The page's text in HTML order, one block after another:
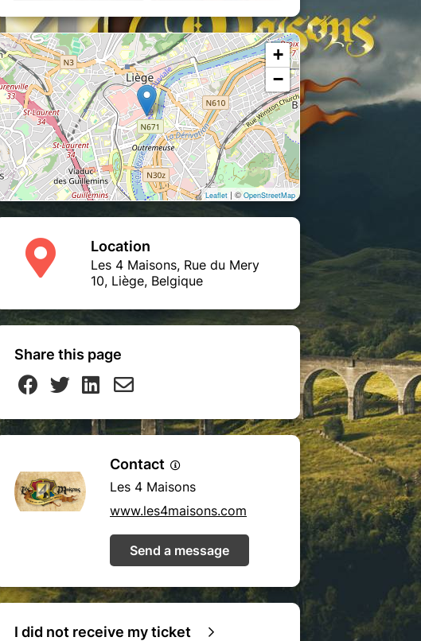
+
−
Leaflet | ©OpenStreetMap
Location
Les 4 Maisons, Rue du Mery
10, Liège, Belgique
Share this page
Contact
Les 4 Maisons
www.les4maisons.com
Send a message
I did not receive my ticket